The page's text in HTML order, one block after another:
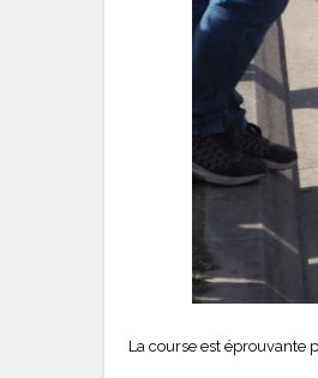
La course est éprouvante